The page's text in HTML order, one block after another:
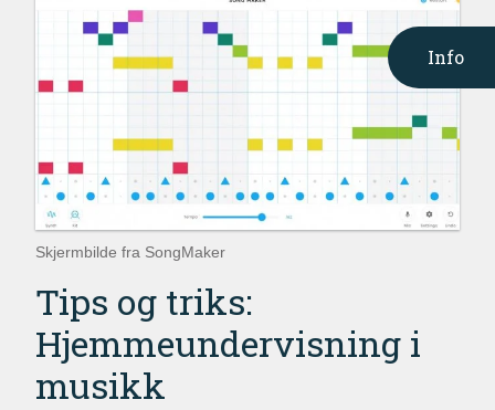
Info
Skjermbilde fra SongMaker
Tips og triks:
Hjemmeundervisning i
musikk